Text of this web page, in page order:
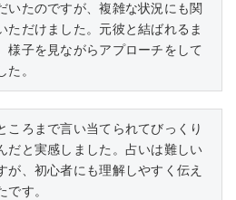
いたのですが、複雑な状況にも関
ただけました。元彼と結ばれるま
様子を見ながらアプローチをして
。
ころまで言い当てられてびっくり
だと実感しました。占いは難しい
が、初心者にも理解しやすく伝え
す。